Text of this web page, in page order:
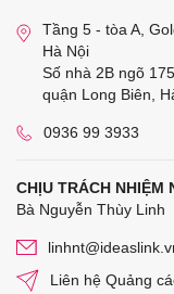
Tầng 5 - tòa A,
Hà Nội
Số nhà 2B ngõ
quận Long Biên,
0936 99 3933
CHỊU TRÁCH NHIỆM
Bà Nguyễn Thùy Linh
Liên hệ Quảng